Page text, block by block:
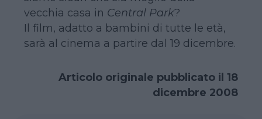
vecchia casa in Central Park?
Il film, adatto a bambini di tutte le età,
sarà al cinema a partire dal 19 dicembre.
Articolo originale pubblicato il 18
dicembre 2008